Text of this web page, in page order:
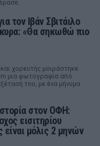
τον Ιβάν Σβιτάιλο
«Θα σηκωθώ πιο
χορευτής μοιράστηκε
μια φωτογραφία από
του, με ένα μήνυμα
στον ΟΦΗ:
εισιτηρίου
είναι μόλις 2 μηνών